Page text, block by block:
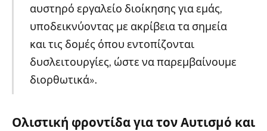
αυστηρό εργαλείο διοίκησης για εμάς,
υποδεικνύοντας με ακρίβεια τα σημεία
και τις δομές όπου εντοπίζονται
δυσλειτουργίες, ώστε να παρεμβαίνουμε
διορθωτικά».
Ολιστική φροντίδα για τον Αυτισμό και